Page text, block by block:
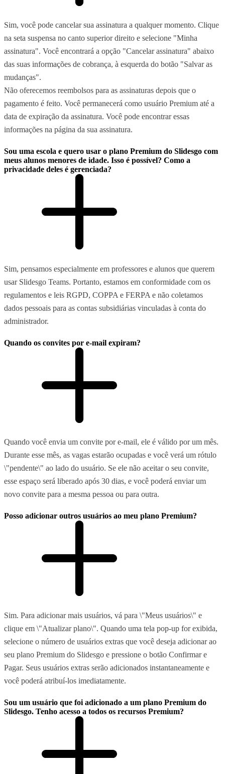
Sim, você pode cancelar sua assinatura a qualquer momento. Clique
na seta suspensa no canto superior direito e selecione "Minha
assinatura". Você encontrará a opção "Cancelar assinatura" abaixo
das suas informações de cobrança, à esquerda do botão "Salvar as
mudanças".
Não oferecemos reembolsos para as assinaturas depois que o
pagamento é feito. Você permanecerá como usuário Premium até a
data de expiração da assinatura. Você pode encontrar essas
informações na página da sua assinatura.
Sou uma escola e quero usar o plano Premium do Slidesgo com
meus alunos menores de idade. Isso é possível? Como a
privacidade deles é gerenciada?
Sim, pensamos especialmente em professores e alunos que querem
usar Slidesgo Teams. Portanto, estamos em conformidade com os
regulamentos e leis RGPD, COPPA e FERPA e não coletamos
dados pessoais para as contas subsidiárias vinculadas à conta do
administrador.
Quando os convites por e-mail expiram?
Quando você envia um convite por e-mail, ele é válido por um mês.
Durante esse mês, as vagas estarão ocupadas e você verá um rótulo
\"pendente\" ao lado do usuário. Se ele não aceitar o seu convite,
esse espaço será liberado após 30 dias, e você poderá enviar um
novo convite para a mesma pessoa ou para outra.
Posso adicionar outros usuários ao meu plano Premium?
Sim. Para adicionar mais usuários, vá para \"Meus usuários\" e
clique em \"Atualizar plano\". Quando uma tela pop-up for exibida,
selecione o número de usuários extras que você deseja adicionar ao
seu plano Premium do Slidesgo e pressione o botão Confirmar e
Pagar. Seus usuários extras serão adicionados instantaneamente e
você poderá atribuí-los imediatamente.
Sou um usuário que foi adicionado a um plano Premium do
Slidesgo. Tenho acesso a todos os recursos Premium?